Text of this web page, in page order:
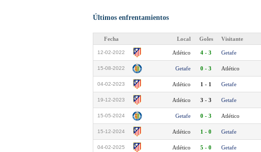
Últimos enfrentamientos
Fecha Local Goles Visitante
12-02-2022 Atlético 4 - 3 Getafe
15-08-2022 Getafe 0 - 3 Atlético
04-02-2023 Atlético 1 - 1 Getafe
19-12-2023 Atlético 3 - 3 Getafe
15-05-2024 Getafe 0 - 3 Atlético
15-12-2024 Atlético 1 - 0 Getafe
04-02-2025 Atlético 5 - 0 Getafe